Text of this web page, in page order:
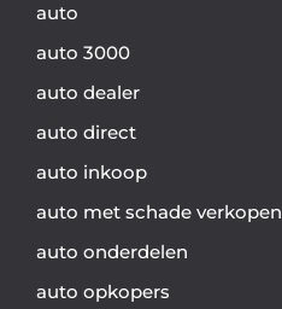
auto
auto 3000
auto dealer
auto direct
auto inkoop
auto met schade verkopen
auto onderdelen
auto opkopers